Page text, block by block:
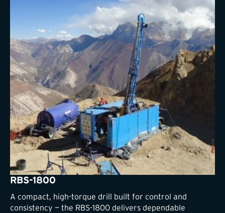
RBS-1800
A compact, high-torque drill built for control and
consistency — the RBS-1800 delivers dependable